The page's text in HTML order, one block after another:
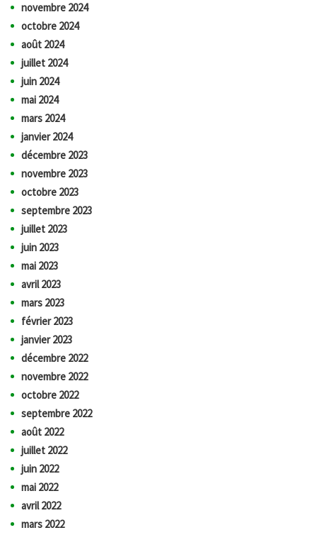
novembre 2024
octobre 2024
août 2024
juillet 2024
juin 2024
mai 2024
mars 2024
janvier 2024
décembre 2023
novembre 2023
octobre 2023
septembre 2023
juillet 2023
juin 2023
mai 2023
avril 2023
mars 2023
février 2023
janvier 2023
décembre 2022
novembre 2022
octobre 2022
septembre 2022
août 2022
juillet 2022
juin 2022
mai 2022
avril 2022
mars 2022